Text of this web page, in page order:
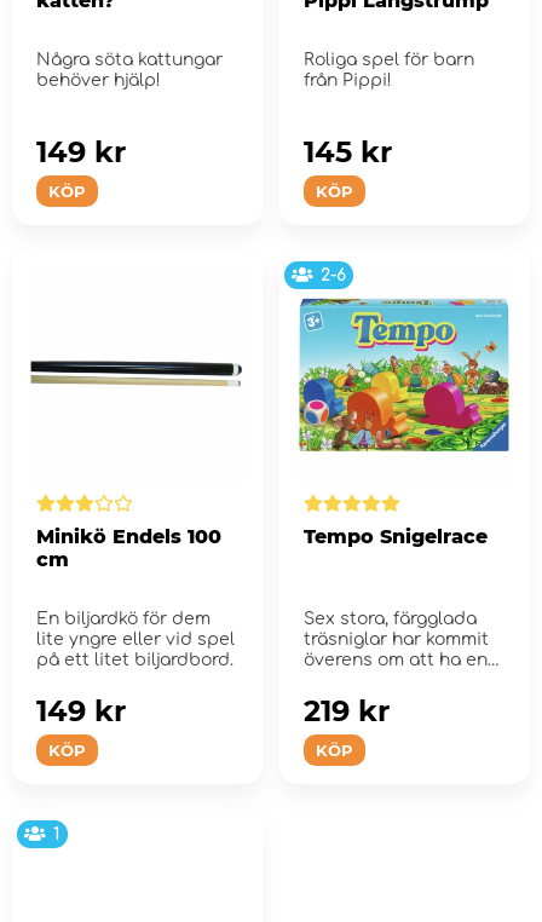
Några söta kattungar
behöver hjälp!
KÖP
149 kr
Roliga spel för barn
från Pippi!
KÖP
145 kr
Minikö Endels 100
cm
En biljardkö för dem
lite yngre eller vid spel
på ett litet biljardbord.
KÖP
149 kr
2-6
Tempo Snigelrace
Sex stora, färgglada
träsniglar har kommit
överens om att ha en
KÖP
219 kr
1